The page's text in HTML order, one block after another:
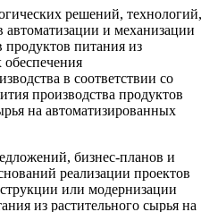
решений, технологий,
автоматизации и механизации
питания из
обеспечения
в соответствии со
производства продуктов
на автоматизированных
бизнес-планов и
реализации проектов
или модернизации
из растительного сырья на